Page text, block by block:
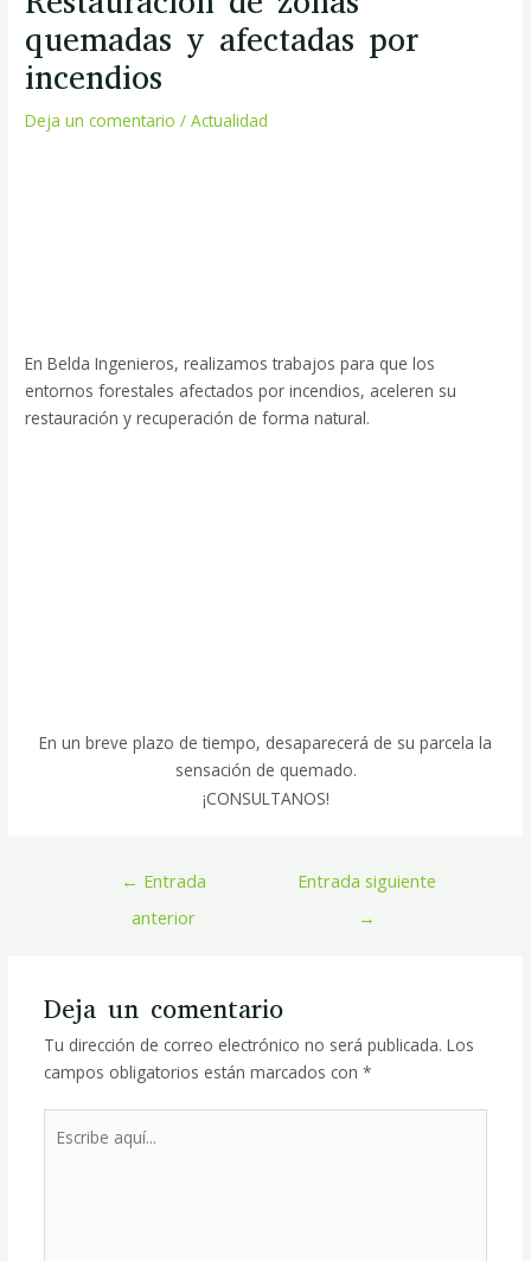
quemadas y afectadas por
incendios
Deja un comentario /Actualidad
En Belda Ingenieros, realizamos trabajos para que los
entornos forestales afectados por incendios, aceleren su
restauración y recuperación de forma natural.
En un breve plazo de tiempo, desaparecerá de su parcela la
sensación de quemado.
¡CONSULTANOS!
← Entrada
anterior
Entrada siguiente
→
Deja un comentario
Tu dirección de correo electrónico no será publicada. Los
campos obligatorios están marcados con *
aquí...